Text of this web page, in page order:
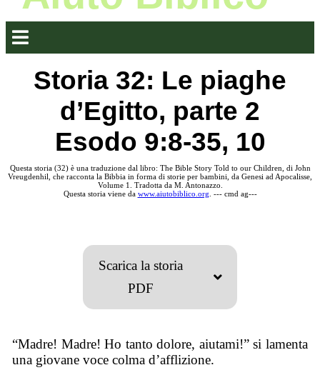
Storia 32: Le piaghe
d’Egitto, parte 2
Esodo 9:8-35, 10
Questa storia (32) è una traduzione dal libro: The Bible Story Told to our Children, di John
Vreugdenhil, che racconta la Bibbia in forma di storie per bambini, da Genesi ad Apocalisse,
Volume 1. Tradotta da M. Antonazzo.
Questa storia viene da www.aiutobiblico.org . --- cmd ag---
Scarica la storia
PDF
“Madre! Madre! Ho tanto dolore, aiutami!” si lamenta
una giovane voce colma d’afflizione.